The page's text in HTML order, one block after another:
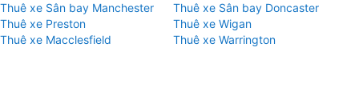
Thuê xe Sân bay Manchester
Thuê xe Sân bay Doncaster
Thuê xe Preston
Thuê xe Wigan
Thuê xe Macclesfield
Thuê xe Warrington